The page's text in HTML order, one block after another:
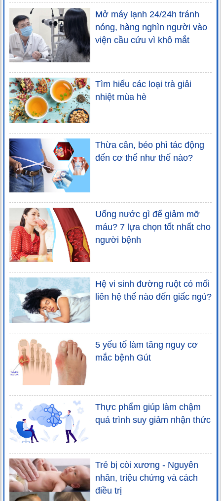
Mở máy lạnh 24/24h tránh
nóng, hàng nghìn người vào
viện cầu cứu vì khô mắt
Tìm hiểu các loại trà giải
nhiệt mùa hè
Thừa cân, béo phì tác động
đến cơ thể như thế nào?
Uống nước gì để giảm mỡ
máu? 7 lựa chọn tốt nhất cho
người bệnh
Hệ vi sinh đường ruột có mối
liên hệ thế nào đến giấc ngủ?
5 yếu tố làm tăng nguy cơ
mắc bệnh Gút
Thực phẩm giúp làm chậm
quá trình suy giảm nhận thức
Trẻ bị còi xương - Nguyên
nhân, triệu chứng và cách
điều trị